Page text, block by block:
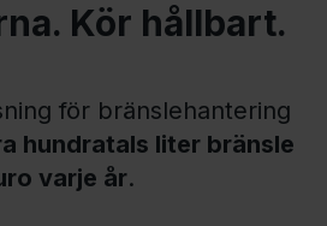
Kör hållbart.
för bränslehantering
hundratals liter bränsle
varje år.